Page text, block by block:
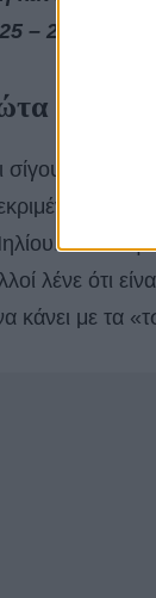
– 27
για το
σίγουρα ένα
μόλις
Οι
λένε ότι
κάνει με τα